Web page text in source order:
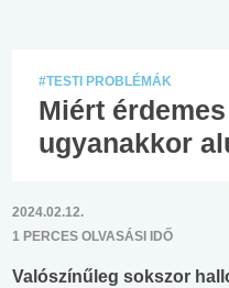
#TESTI PROBLÉMÁK
Miért
ugyanakkor
2024.02.12.
1 PERCES OLVASÁSI IDŐ
Valószínűleg sokszor